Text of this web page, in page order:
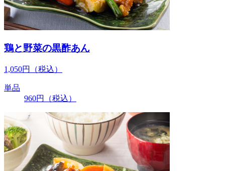
鶏と野菜の黒酢あん
1,050円 （税込）
単品
960円 （税込）